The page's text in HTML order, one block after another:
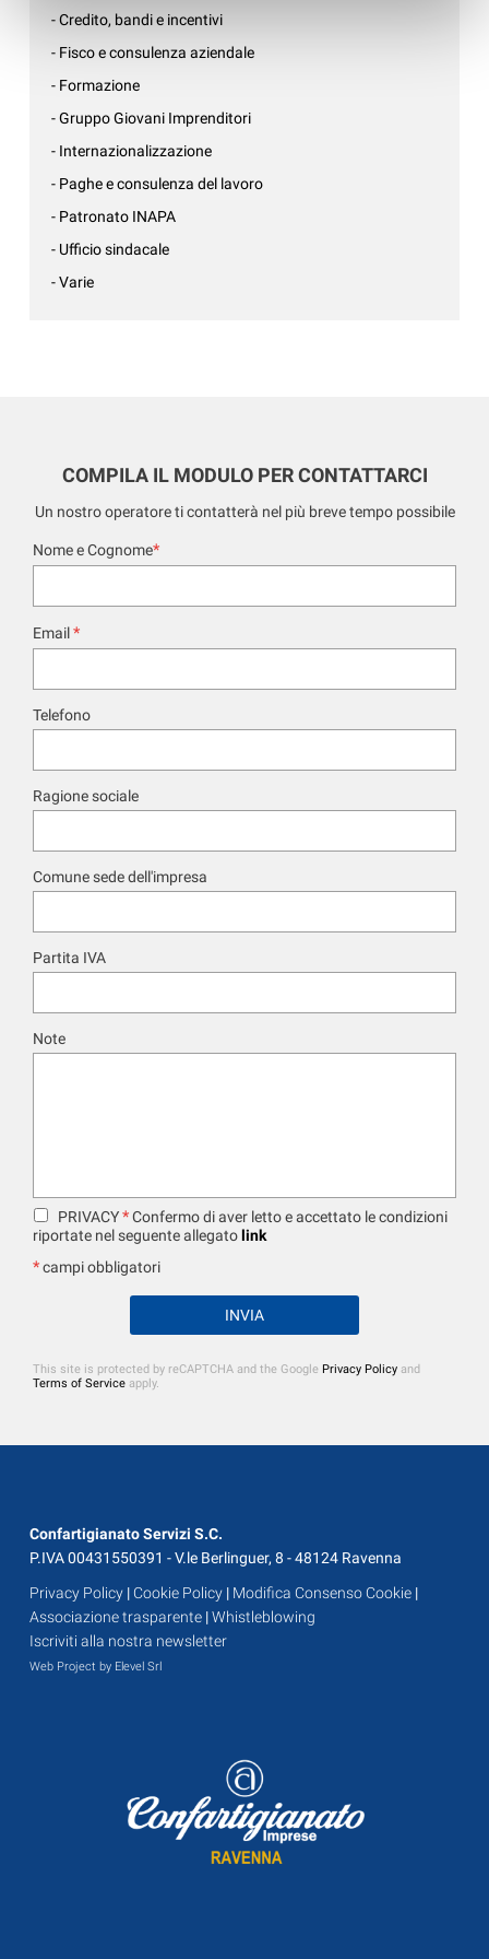
- Credito, bandi e incentivi
- Fisco e consulenza aziendale
- Formazione
- Gruppo Giovani Imprenditori
- Internazionalizzazione
- Paghe e consulenza del lavoro
- Patronato INAPA
- Ufficio sindacale
- Varie
COMPILA IL MODULO PER CONTATTARCI
Un nostro operatore ti contatterà nel più breve tempo possibile
Nome e Cognome*
Email*
Telefono
Ragione sociale
Comune sede dell'impresa
Partita IVA
Note
PRIVACY*Confermo di aver letto e accettato le condizioni
riportate nel seguente allegato link
*campi obbligatori
This site is protected by reCAPTCHA and the Google Privacy Policy and
Terms of Service apply.
Confartigianato Servizi S.C.
P.IVA 00431550391 - V.le Berlinguer, 8 - 48124 Ravenna
Privacy Policy |Cookie Policy | Modifica Consenso Cookie |
Associazione trasparente |Whistleblowing
Iscriviti alla nostra newsletter
Web Project by Elevel Srl